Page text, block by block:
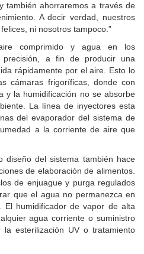
también ahorraremos a través de
A decir verdad, nuestros
ni nosotros tampoco.”
comprimido y agua en los
precisión, a fin de producir una
rápidamente por el aire. Esto lo
cámaras frigoríficas, donde con
y la humidificación no se absorbe
La línea de inyectores esta
del evaporador del sistema de
a la corriente de aire que
diseño del sistema también hace
de elaboración de alimentos.
de enjuague y purga regulados
que el agua no permanezca en
humidificador de vapor de alta
agua corriente o suministro
la esterilización UV o tratamiento